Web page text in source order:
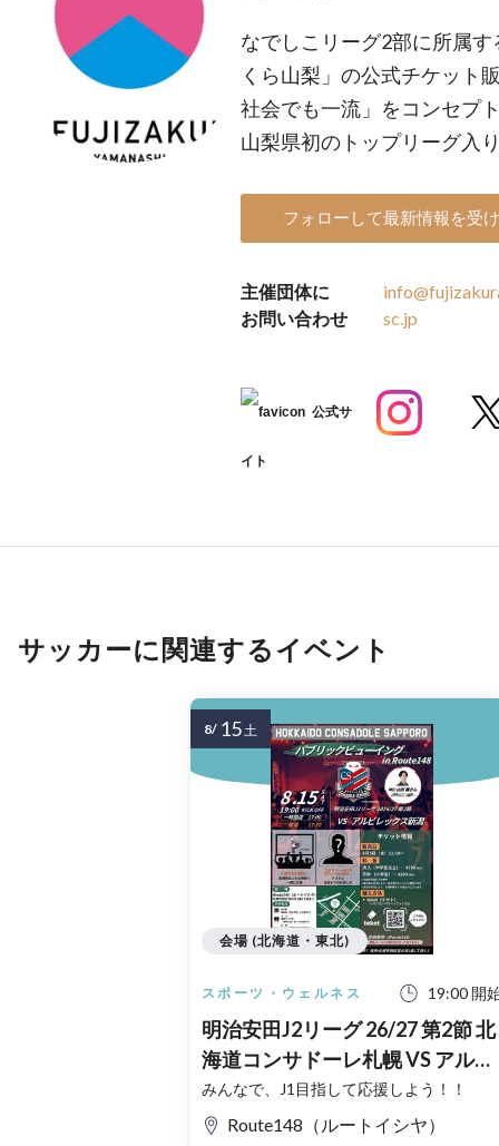
なでしこリーグ2部に所属
くら山梨」の公式チケット
社会でも一流」をコンセプ
山梨県初のトップリーグ入
フォローして最新情報を受
主催団体に
お問い合わせ
sc.jp
公式サ
イト
サッカーに関連するイベント
スポーツ・ウェルネス 19:00 開
明治安田J2リーグ 26/27 第2節 北
海道コンサドーレ札幌 VS アルビ
レックス新潟 パブリックビュー
イング in Route148
みんなで、J1目指して応援しよう！！
Route148（ルートイシヤ）
会場 (北海道・東北)
8/ 15 土